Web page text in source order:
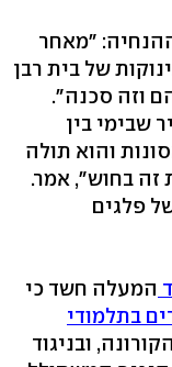
"מאחר
של בית רבן
וזה סכנה".
שבימי בין
והוא תולה
זה בחוש", אמר.
פלגים
המעלה חשד כי
בתלמודי
ובניגוד